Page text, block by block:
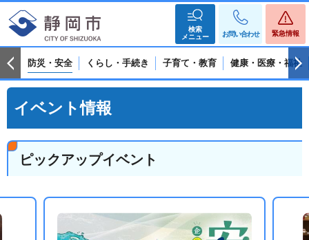
検索
メニュー
お問い合わせ 緊急情報
防災・安全 くらし・手続き 子育て・教育 健康・医療・福祉
イベント情報
ピックアップイベント